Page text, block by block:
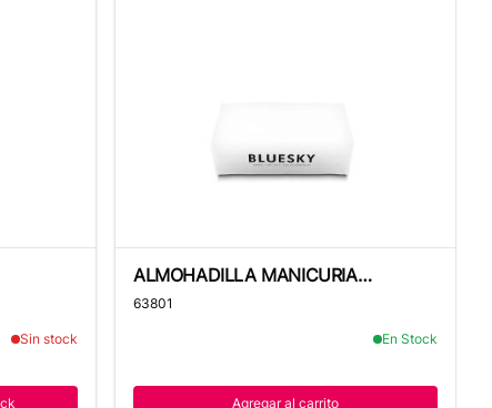
Sin stock
ALMOHADILLA MANICURIA
63801
En Stock
Agregar al carrito